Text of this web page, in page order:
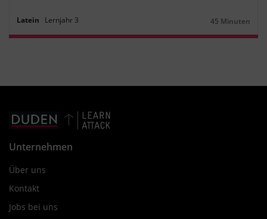
Latein Lernjahr 3
Dauer:
45 Minuten
Unternehmen
Über uns
Kontakt
Jobs bei uns